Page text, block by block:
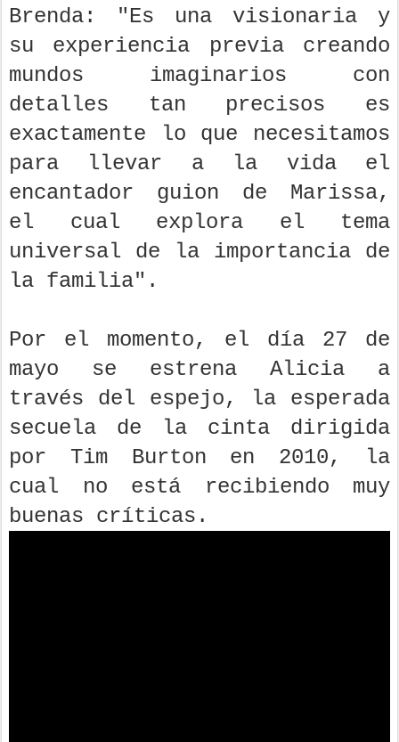
Brenda: "Es una visionaria y
su experiencia previa creando
mundos imaginarios con
detalles tan precisos es
exactamente lo que necesitamos
para llevar a la vida el
encantador guion de Marissa,
el cual explora el tema
universal de la importancia de
la familia".
Por el momento, el día 27 de
mayo se estrena Alicia a
través del espejo, la esperada
secuela de la cinta dirigida
por Tim Burton en 2010, la
cual no está recibiendo muy
buenas críticas.